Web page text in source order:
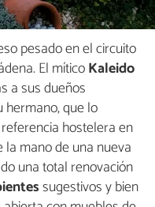
pesado en el circuito
El míticoKaleido
a sus dueños
hermano, que lo
hostelera en
mano de una nueva
una total renovación
sugestivos y bien